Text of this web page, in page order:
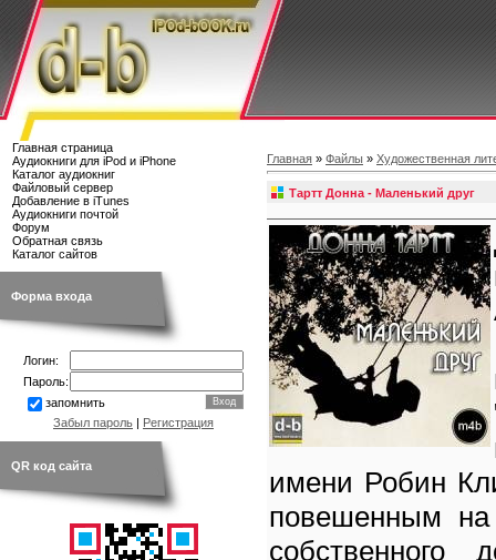
Главная страница
Аудиокниги для iPod и iPhone
Каталог аудиокниг
Файловый сервер
Добавление в iTunes
Аудиокниги почтой
Форум
Обратная связь
Каталог сайтов
Форма входа
Логин:
Пароль:
запомнить
Забыл пароль | Регистрация
QR код сайта
Главная » Файлы » Художественная
Тартт Донна - Маленький друг
имени Робин
повешенным
собственного